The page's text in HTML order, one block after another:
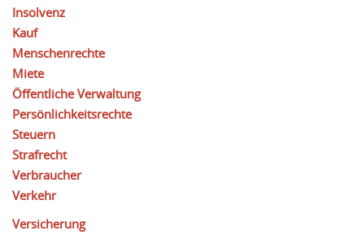
Insolvenz
Kauf
Menschenrechte
Miete
Öffentliche Verwaltung
Persönlichkeitsrechte
Steuern
Strafrecht
Verbraucher
Verkehr
Versicherung